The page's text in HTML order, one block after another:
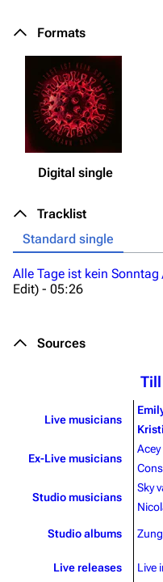
Navigation
Main page
Blog
Formats
Digital single
Tracklist
Standard single
Alle Tage ist kein
Edit) - 05:26
Sources
Live musicians
Ex-Live musicians
Acey
Studio musicians
Sky
Studio albums
Live releases Live